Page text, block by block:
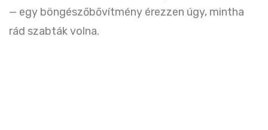
— egy böngészőbővítmény érezzen úgy, mintha
rád szabták volna.